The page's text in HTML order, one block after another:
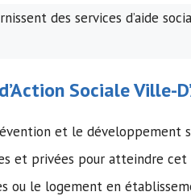
des services d’aide
SocialeVille-
et le développement
et privées pour atteindre cet
ou le logement en